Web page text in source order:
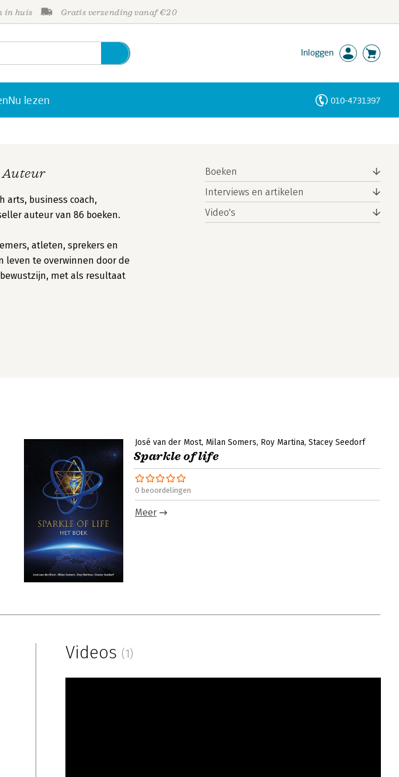
in huis Gratis verzending vanaf €20
Inloggen
Nu lezen 010-4731397
Auteur
arts, business coach,
auteur van 86 boeken.
atleten, sprekers en
leven te overwinnen door de
met als resultaat
Boeken
Interviews en artikelen
Video's
José van der Most Milan Somers Roy Martina Stacey Seedorf
Sparkle of life
0 beoordelingen
Meer
Videos (1)
Personen